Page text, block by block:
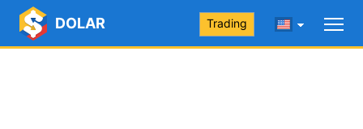
DOLAR Trading